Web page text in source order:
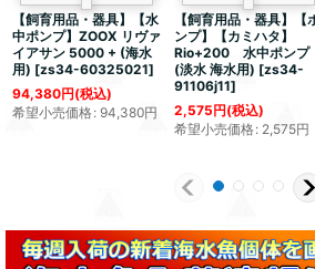
【飼育用品・器具】【水
中ポンプ】ZOOX リヴァ
イアサン 5000 + (海水
用) [zs34-60325021]
94,380円(税込)
希望小売価格: 94,380円
【飼育用品・器具】【
ンプ】【カミハタ】
Rio+200 水中ポンプ
(淡水 海水用) [zs34-
91106j11]
2,575円(税込)
希望小売価格: 2,575円